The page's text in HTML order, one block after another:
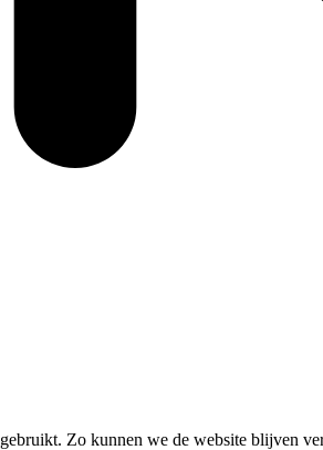
Zo kunnen we de website blijven